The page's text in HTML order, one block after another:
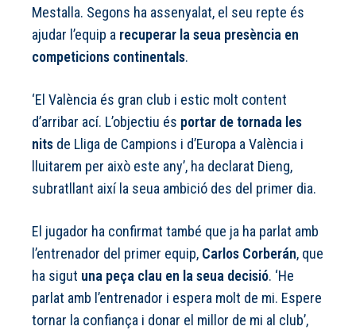
Mestalla. Segons ha assenyalat, el seu repte és
ajudar l’equip a recuperar la seua presència en
competicions continentals.
‘El València és gran club i estic molt content
d’arribar ací. L’objectiu és portar de tornada les
nits de Lliga de Campions i d’Europa a València i
lluitarem per això este any’, ha declarat Dieng,
subratllant així la seua ambició des del primer dia.
El jugador ha confirmat també que ja ha parlat amb
l’entrenador del primer equip, Carlos Corberán, que
ha sigut una peça clau en la seua decisió. ‘He
parlat amb l’entrenador i espera molt de mi. Espere
tornar la confiança i donar el millor de mi al club’,